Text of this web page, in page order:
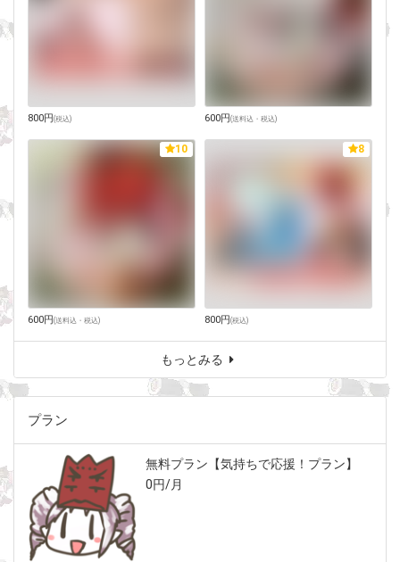
800円(税込) 600円(送料込・税込)
10
600円(送料込・税込)
8
800円(税込)
もっとみる
プラン
無料プラン【気持ちで応援！プラン】
0円/月